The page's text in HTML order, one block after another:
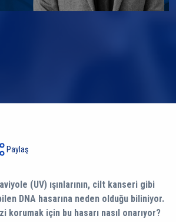
Paylaş
(UV) ışınlarının, cilt kanseri gibi
DNA hasarına neden olduğu biliniyor.
korumak için bu hasarı nasıl onarıyor?